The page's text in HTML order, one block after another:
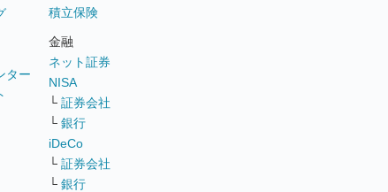
ター
積立保険
金融
ネット証券
NISA
└ 証券会社
└ 銀行
iDeCo
└ 証券会社
└ 銀行